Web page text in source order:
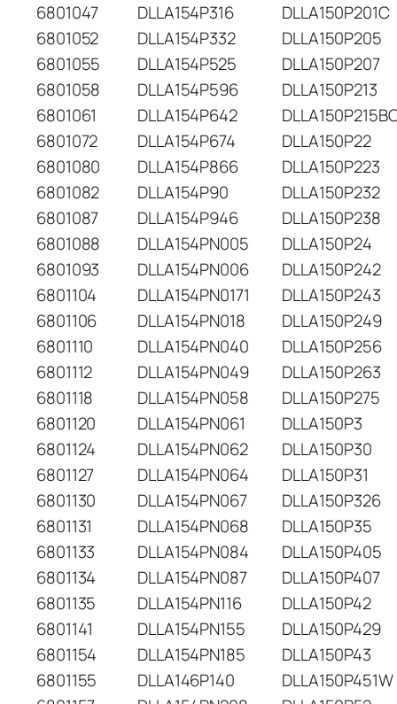
6801047
DLLA154P316
DLLA150P201C
6801052
DLLA154P332
DLLA150P205
6801055
DLLA154P525
DLLA150P207
6801058
DLLA154P596
DLLA150P213
6801061
DLLA154P642
6801072
DLLA154P674
DLLA150P22
6801080
DLLA154P866
DLLA150P223
6801082
DLLA154P90
DLLA150P232
6801087
DLLA154P946
DLLA150P238
6801088
DLLA154PN005
DLLA150P24
6801093
DLLA154PN006
DLLA150P242
6801104
DLLA154PN0171
DLLA150P243
6801106
DLLA154PN018
DLLA150P249
6801110
DLLA154PN040
DLLA150P256
6801112
DLLA154PN049
DLLA150P263
6801118
DLLA154PN058
DLLA150P275
6801120
DLLA154PN061
DLLA150P3
6801124
DLLA154PN062
DLLA150P30
6801127
DLLA154PN064
DLLA150P31
6801130
DLLA154PN067
DLLA150P326
6801131
DLLA154PN068
DLLA150P35
6801133
DLLA154PN084
DLLA150P405
6801134
DLLA154PN087
DLLA150P407
6801135
DLLA154PN116
DLLA150P42
6801141
DLLA154PN155
DLLA150P429
6801154
DLLA154PN185
DLLA150P43
6801155
DLLA146P140
DLLA150P451W